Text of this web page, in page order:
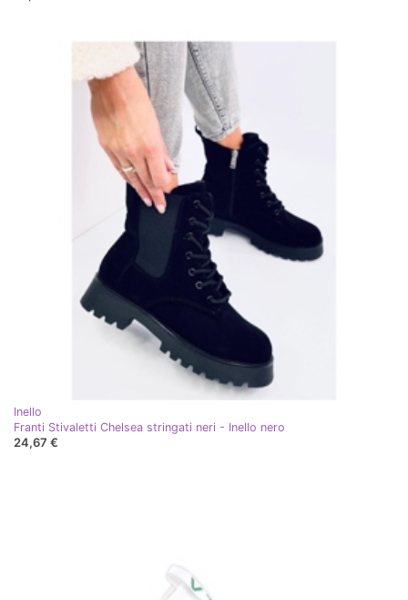
Inello
Franti Stivaletti Chelsea stringati neri - Inello nero
24,67 €